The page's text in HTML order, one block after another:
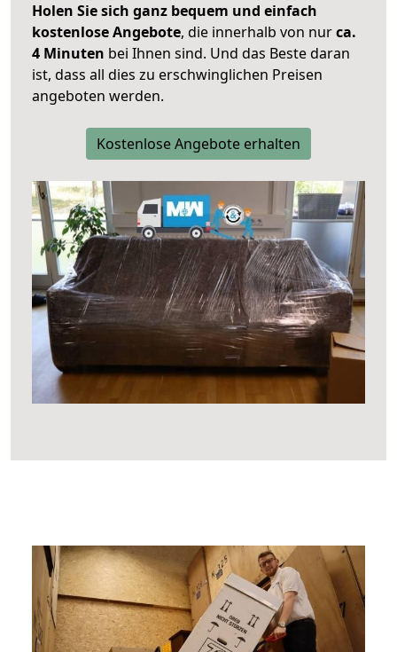
Holen Sie sich ganz bequem und einfach
kostenlose Angebote, die innerhalb von nurca.
4 Minuten bei Ihnen sind. Und das Beste daran
ist, dass all dies zu erschwinglichen Preisen
angeboten werden.
Kostenlose Angebote erhalten